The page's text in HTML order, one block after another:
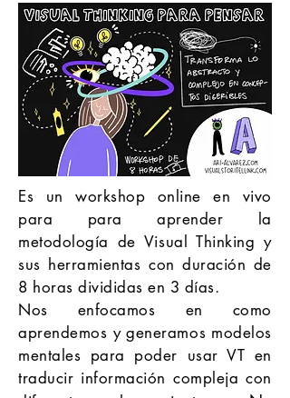
Es un workshop online en vivo
para para aprender la
metodología de Visual Thinking y
sus herramientas con duración de
8 horas divididas en 3 días.
Nos enfocamos en como
aprendemos y generamos modelos
mentales para poder usar VT en
traducir información compleja con